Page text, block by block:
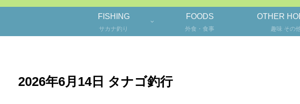
FISHING
サカナ釣り
FOODS
外食・食事
OTHER
趣味 その
2026年6月14日 タナゴ釣行